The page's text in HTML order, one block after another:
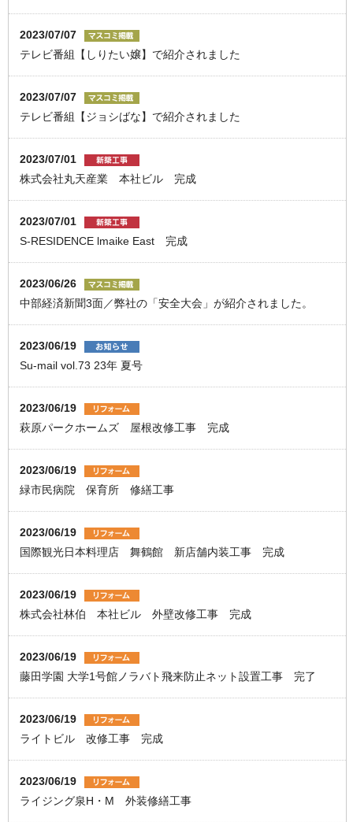
2023/07/07
テレビ番組【しりたい嬢】で紹介されました
2023/07/07
テレビ番組【ジョシばな】で紹介されました
2023/07/01
株式会社丸天産業 本社ビル 完成
2023/07/01
S-RESIDENCE lmaike East 完成
2023/06/26
中部経済新聞3面／弊社の「安全大会」が紹介されました。
2023/06/19
Su-mail vol.73 23年 夏号
2023/06/19
萩原パークホームズ 屋根改修工事 完成
2023/06/19
緑市民病院 保育所 修繕工事
2023/06/19
国際観光日本料理店 舞鶴館 新店舗内装工事 完成
2023/06/19
株式会社林伯 本社ビル 外壁改修工事 完成
2023/06/19
藤田学園 大学1号館ノラバト飛来防止ネット設置工事 完了
2023/06/19
ライトビル 改修工事 完成
2023/06/19
ライジング泉H・M 外装修繕工事